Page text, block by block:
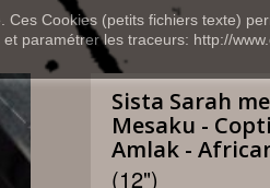
Cookies (petits fichiers texte)
paramétrer les traceurs: http://
Sista Sarah
Mesaku -
Amlak -
(12")